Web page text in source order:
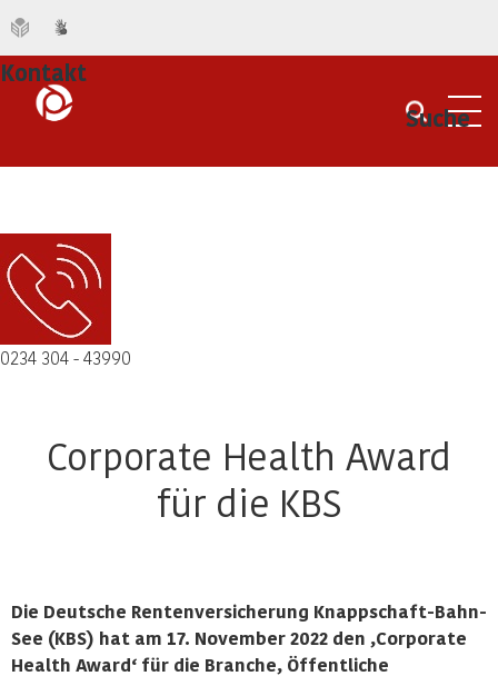
Suche
Kontakt
0234 304 - 43990
Corporate Health Award
für die KBS
Die Deutsche Rentenversicherung Knappschaft-Bahn-
See (KBS) hat am 17. November 2022 den ‚Corporate
Health Award‘ für die Branche‚ Öffentliche